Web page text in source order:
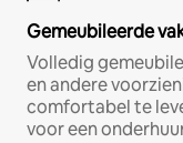
Gemeubileerde
Volledig
en andere
comfortabel te
voor een